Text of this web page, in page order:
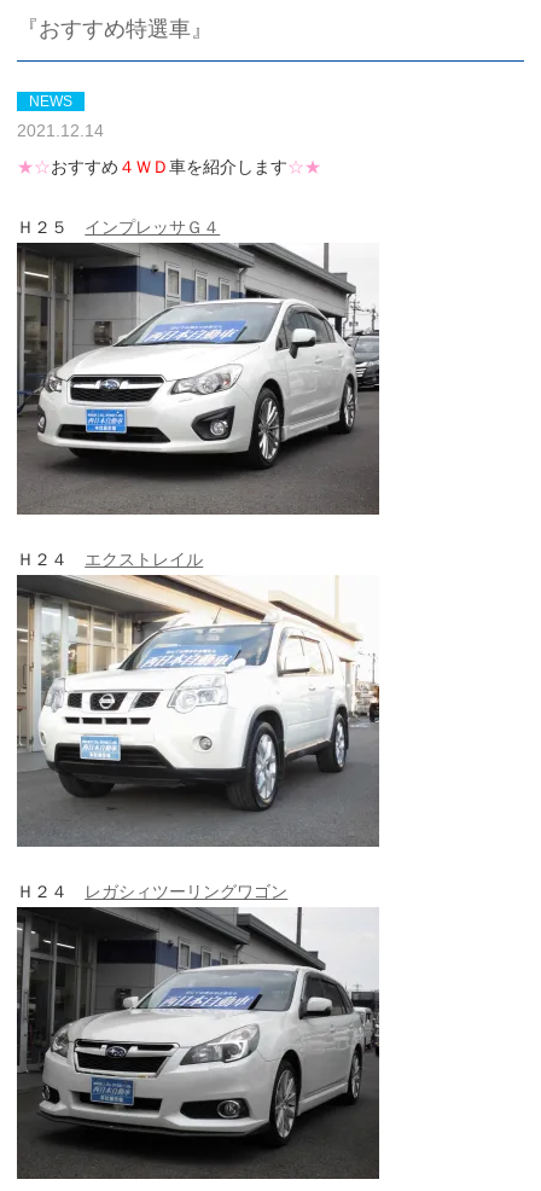
『おすすめ特選車』
NEWS
2021.12.14
★☆おすすめ ４ＷＤ車を紹介します☆★
Ｈ２５ インプレッサＧ４
Ｈ２４ エクストレイル
Ｈ２４ レガシィツーリングワゴン